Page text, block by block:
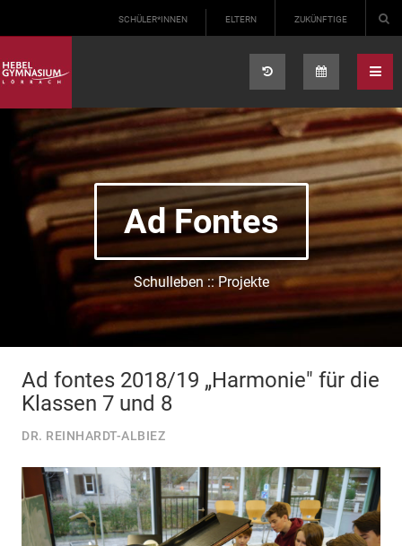
SCHÜLER*INNEN ELTERN ZUKÜNFTIGE
Ad Fontes
Schulleben :: Projekte
Ad fontes 2018/19 „Harmonie" für die
Klassen 7 und 8
DR. REINHARDT-ALBIEZ